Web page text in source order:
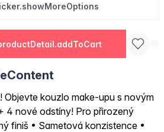
Objevte kouzlo make-upu s novým
4 nové odstíny! Pro přirozený
finiš • Sametová konzistence •